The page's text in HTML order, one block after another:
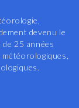
devenu le
25 années